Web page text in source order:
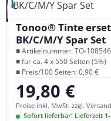
Tonoo® Tinte
BK/C/M/Y Spar Set
■ Artikelnummer: TO-108546
■ für ca. 4 x 550 Seiten (5%)
■ Preis/100 Seiten: 0,90 €
Regulärer Preis:
19,80 €
Preise inkl. MwSt. zzgl.
Sofort lieferbar! Lieferzeit